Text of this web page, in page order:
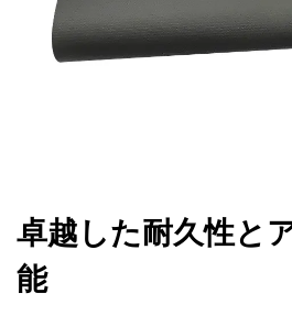
卓越した耐久性と
能